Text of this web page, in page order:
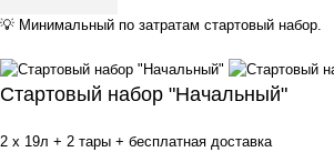
💡 Минимальный по затратам стартовый набор.
Стартовый набор "Начальный"
2 x 19л + 2 тары + бесплатная доставка